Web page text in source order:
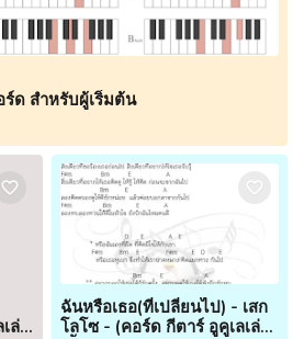
ด สำหรับผู้เริ่มต้น
ล่
ฉันหรือเธอ(ที่เปลี่ยนไป) - เสก
โลโซ - (คอร์ด กีตาร์ อูคูเลเล่